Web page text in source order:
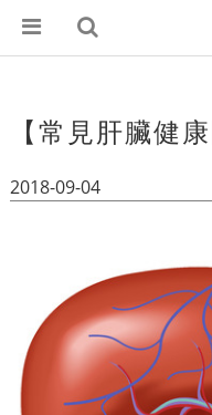
【常見肝臟健
2018-09-04